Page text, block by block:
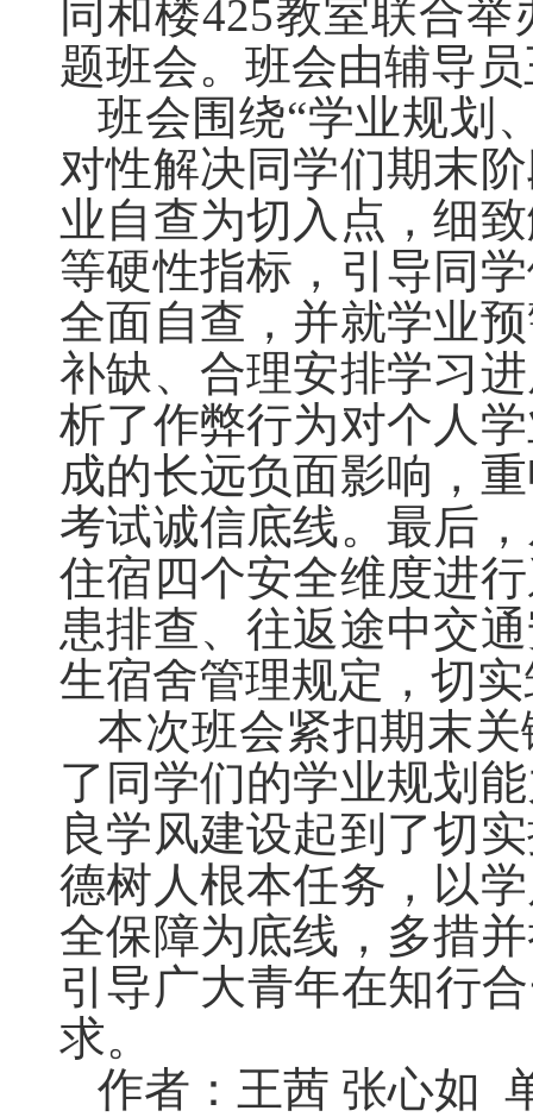
同和楼425教室联合
题班会。班会由辅导
班会围绕“学业规划
对性解决同学们期末
业自查为切入点，细
等硬性指标，引导同
全面自查，并就学业
补缺、合理安排学习
析了作弊行为对个人
成的长远负面影响，
考试诚信底线。最后
住宿四个安全维度进
患排查、往返途中交
生宿舍管理规定，切
本次班会紧扣期末
了同学们的学业规划
良学风建设起到了切
德树人根本任务，以
全保障为底线，多措
引导广大青年在知行
求。
作者：王茜 张心如